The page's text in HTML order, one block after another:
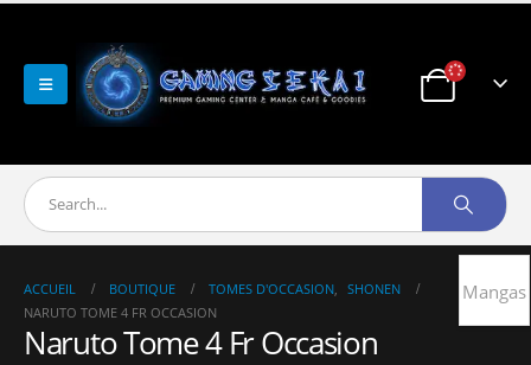
ACCUEIL BOUTIQUE TOMES D'OCCASION
SHONEN
NARUTO TOME 4 FR OCCASION
Naruto Tome 4 Fr Occasion
Mangas